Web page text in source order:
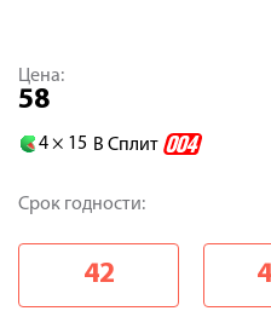
Цена:
58
4 × 15 В Сплит
Срок годности:
42